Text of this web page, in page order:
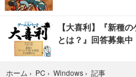
【大喜利】『新種
とは？』回答募集中
ホーム › PC › Windows › 記事